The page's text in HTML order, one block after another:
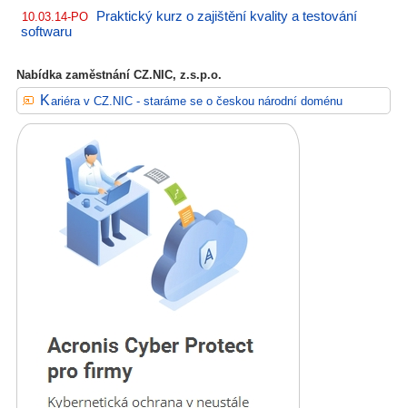
10.03.14-PO
Praktický kurz o zajištění kvality a testování
softwaru
Nabídka zaměstnání CZ.NIC, z.s.p.o.
Kariéra v CZ.NIC - staráme se o českou národní doménu